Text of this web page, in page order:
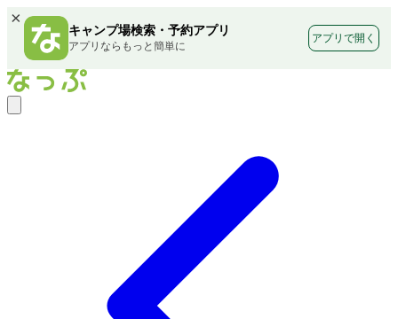
×
キャンプ場検索・予約アプリ
アプリならもっと簡単に
アプリで開く